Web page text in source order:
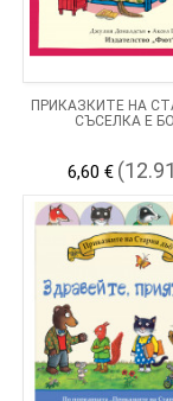
ПРИКАЗКИТЕ НА
СЪСЕЛКА Е
6,60 €